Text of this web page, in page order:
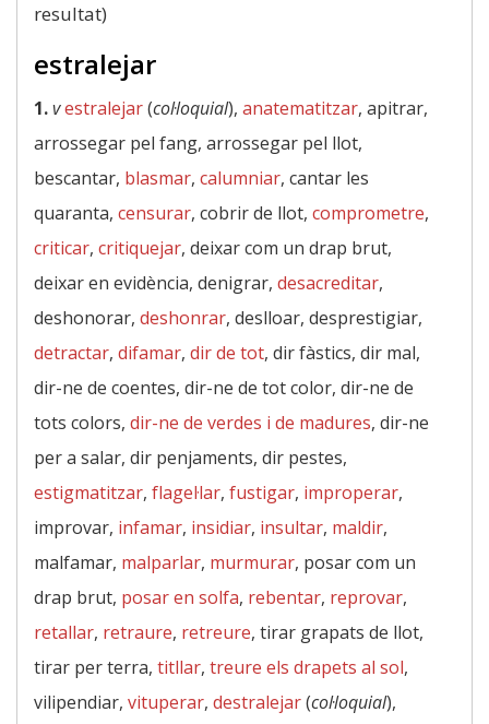
resultat)
estralejar
1.vestralejar(col·loquial), anatematitzar, apitrar,
arrossegar pel fang, arrossegar pel llot,
bescantar, blasmar, calumniar, cantar les
quaranta, censurar, cobrir de llot, comprometre,
criticar, critiquejar, deixar com un drap brut,
deixar en evidència, denigrar, desacreditar,
deshonorar, deshonrar, deslloar, desprestigiar,
detractar, difamar, dir de tot, dir fàstics, dir mal,
dir-ne de coentes, dir-ne de tot color, dir-ne de
tots colors, dir-ne de verdes i de madures, dir-ne
per a salar, dir penjaments, dir pestes,
estigmatitzar, flagel·lar, fustigar, improperar,
improvar, infamar, insidiar, insultar, maldir,
malfamar, malparlar, murmurar, posar com un
drap brut, posar en solfa, rebentar, reprovar,
retallar, retraure, retreure, tirar grapats de llot,
tirar per terra, titllar, treure els drapets al sol,
vilipendiar, vituperar, destralejar(col·loquial),